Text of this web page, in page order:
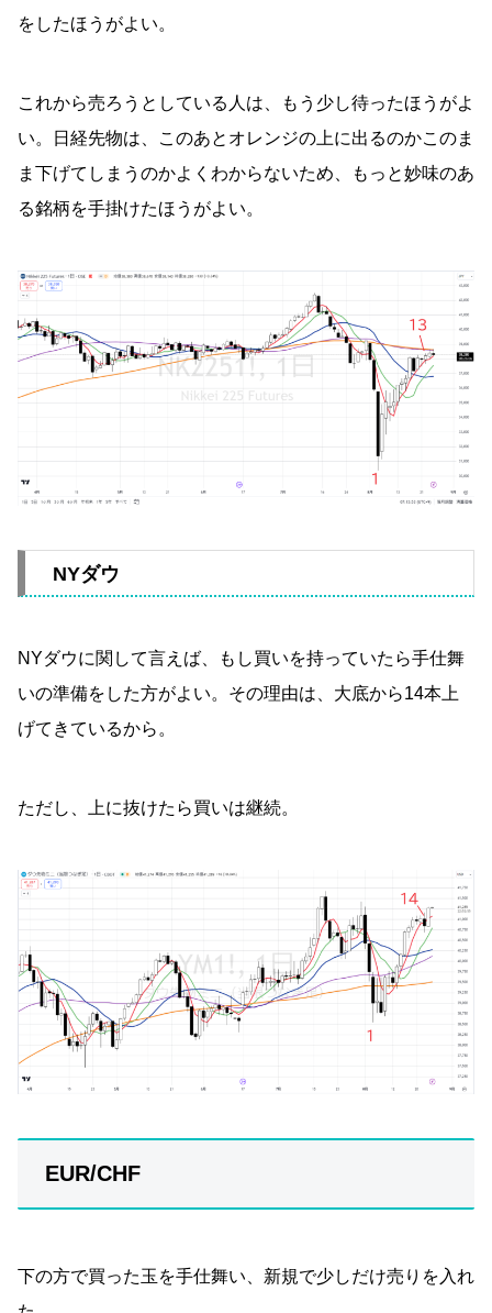
をしたほうがよい。
これから売ろうとしている人は、もう少し待ったほうがよ
い。日経先物は、このあとオレンジの上に出るのかこのま
ま下げてしまうのかよくわからないため、もっと妙味のあ
る銘柄を手掛けたほうがよい。
NYダウ
NYダウに関して言えば、もし買いを持っていたら手仕舞
いの準備をした方がよい。その理由は、大底から14本上
げてきているから。
ただし、上に抜けたら買いは継続。
EUR/CHF
下の方で買った玉を手仕舞い、新規で少しだけ売りを入れ